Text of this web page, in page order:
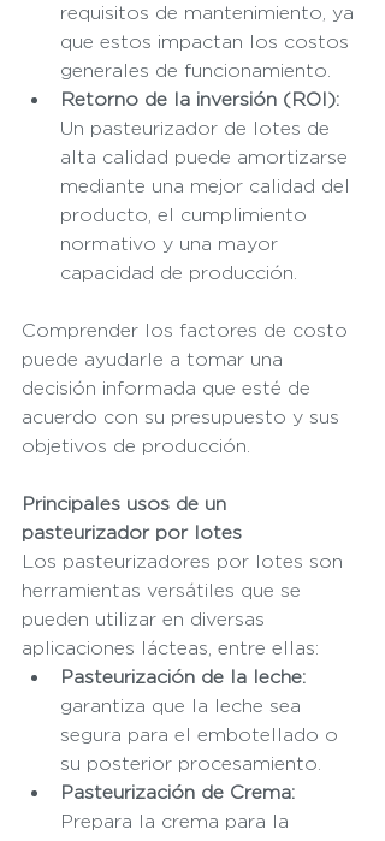
requisitos de mantenimiento, ya
que estos impactan los costos
generales de funcionamiento.
Retorno de la inversión (ROI):
Un pasteurizador de lotes de
alta calidad puede amortizarse
mediante una mejor calidad del
producto, el cumplimiento
normativo y una mayor
capacidad de producción.
Comprender los factores de costo
puede ayudarle a tomar una
decisión informada que esté de
acuerdo con su presupuesto y sus
objetivos de producción.
Principales usos de un
pasteurizador por lotes
Los pasteurizadores por lotes son
herramientas versátiles que se
pueden utilizar en diversas
aplicaciones lácteas, entre ellas:
Pasteurización de la leche:
garantiza que la leche sea
segura para el embotellado o
su posterior procesamiento.
Pasteurización de Crema:
Prepara la crema para la